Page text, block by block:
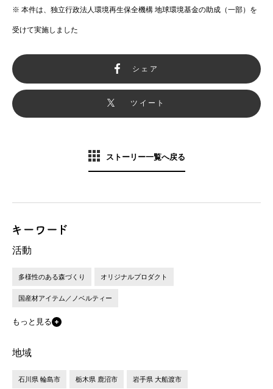
※ 本件は、独立行政法人環境再生保全機構 地球環境基金の助成（一部）を
受けて実施しました
シェア
ツイート
ストーリー一覧へ戻る
活動
多様性のある森づくり オリジナルプロダクト
国産材アイテム／ノベルティー
もっと見る
地域
石川県 輪島市 栃木県 鹿沼市 岩手県 大船渡市